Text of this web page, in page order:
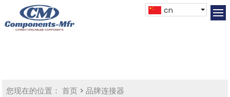
cn
您现在的位置： 首页 >品牌连接器